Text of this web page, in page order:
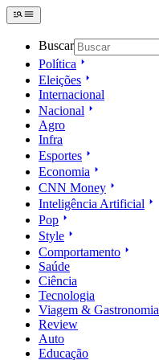
Buscar
Política
Eleições
Internacional
Nacional
Agro
Infra
Esportes
Economia
CNN Money
Inteligência Artificial
Pop
Style
Comportamento
Saúde
Ciência
Tecnologia
Viagem & Gastronomia
Review
Auto
Educação